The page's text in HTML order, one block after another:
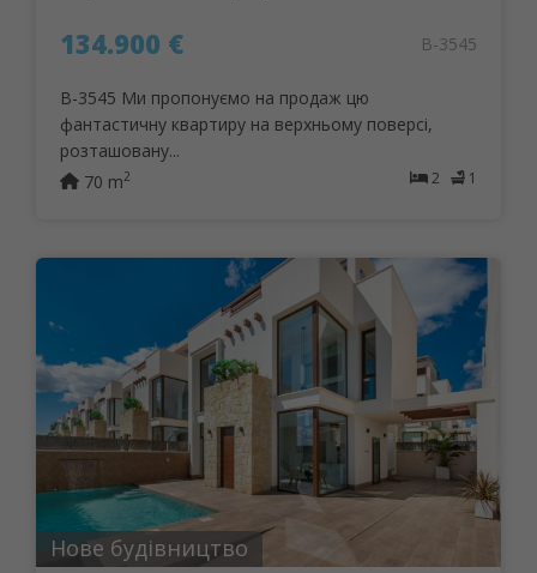
134.900 € B-3545
B-3545 Ми пропонуємо на продаж цю
фантастичну квартиру на верхньому поверсі,
розташовану...
2 1
70 m2
Нове будівництво